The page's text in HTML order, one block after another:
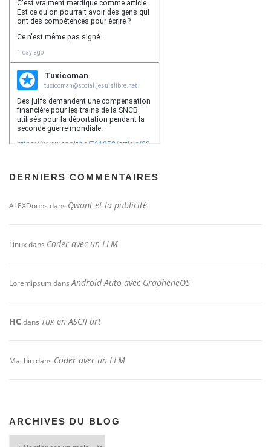
DERNIERS COMMENTAIRES
ALEXDoubs dans Qwant et la publicité
Linuxdans Coder avec un LLM
LoremipsumdansAndroid Auto avec GrapheneOS
HC dans Tux en ASCII art
Machindans Coder avec un LLM
ARCHIVES DU BLOG